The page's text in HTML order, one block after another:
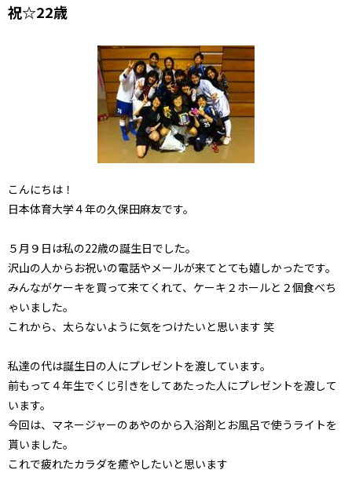
祝☆22歳
こんにちは！
日本体育大学４年の久保田麻友です。
５月９日は私の22歳の誕生日でした。
沢山の人からお祝いの電話やメールが来てとても嬉しかったです。
みんながケーキを買って来てくれて、ケーキ２ホールと２個食べち
ゃいました。
これから、太らないように気をつけたいと思います 笑
私達の代は誕生日の人にプレゼントを渡しています。
前もって４年生でくじ引きをしてあたった人にプレゼントを渡して
います。
今回は、マネージャーのあやのから入浴剤とお風呂で使うライトを
貰いました。
これで疲れたカラダを癒やしたいと思います